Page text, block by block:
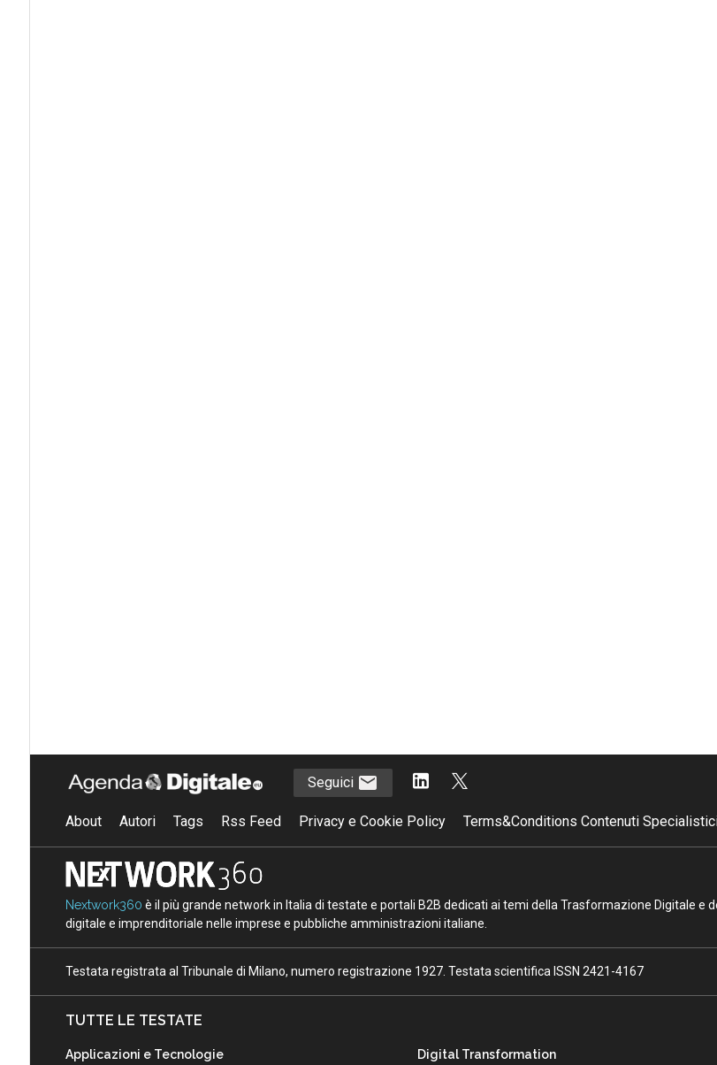
Seguici
About Autori Tags Rss Feed Privacy e Cookie Policy Terms&Conditions Contenuti
Nextwork360 è il più grande network in Italia di testate e portali B2B dedicati ai temi della Trasformazione Digitale e
digitale e imprenditoriale nelle imprese e pubbliche amministrazioni italiane.
Testata registrata al Tribunale di Milano, numero registrazione 1927. Testata scientifica ISSN 2421-4167
TUTTE LE TESTATE
Applicazioni e Tecnologie Digital Transformation